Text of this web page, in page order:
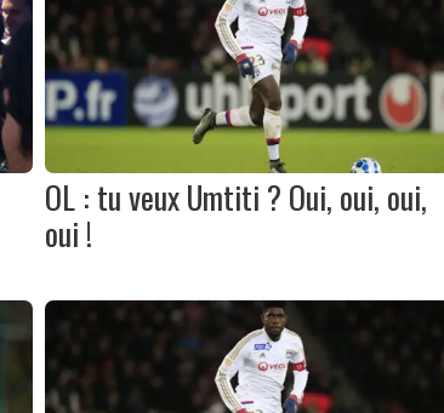
OL : tu veux Umtiti ? Oui, oui, oui,
oui !